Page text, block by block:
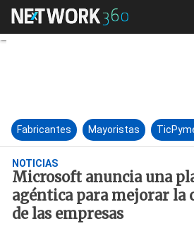
Microsoft
Fabricantes Mayoristas
NOTICIAS
Microsoft anuncia una
agéntica para mejorar la
de las empresas